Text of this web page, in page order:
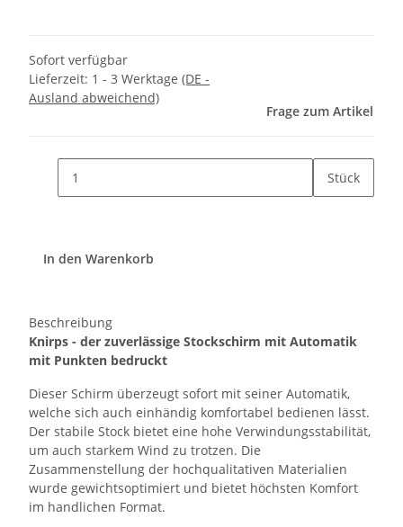
Sofort verfügbar
Lieferzeit: 1 - 3 Werktage (DE -
Ausland abweichend)
Frage zum Artikel
Stück
In den Warenkorb
Beschreibung
Knirps - der zuverlässige Stockschirm mit Automatik
mit Punkten bedruckt
Dieser Schirm überzeugt sofort mit seiner Automatik,
welche sich auch einhändig komfortabel bedienen lässt.
Der stabile Stock bietet eine hohe Verwindungsstabilität,
um auch starkem Wind zu trotzen. Die
Zusammenstellung der hochqualitativen Materialien
wurde gewichtsoptimiert und bietet höchsten Komfort
im handlichen Format.